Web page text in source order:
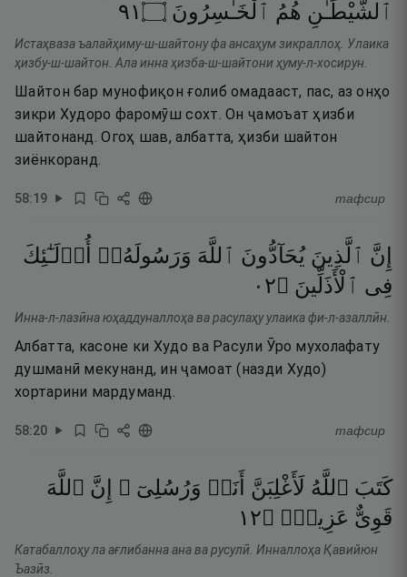
ٱلشَّيْطَـٰنِ هُمُ ٱلْخَـٰسِرُونَ ۝١٩
Истаҳваза ъалайҳиму-ш-шайтону фа ансаҳум зикраллоҳ. Улаика
ҳизбу-ш-шайтон. Ала инна ҳизба-ш-шайтони ҳуму-л-хосирун.
Шайтон бар мунофиқон ғолиб омадааст, пас, аз онҳо
зикри Худоро фаромӯш сохт. Он ҷамоъат ҳизби
шайтонанд. Огоҳ шав, албатта, ҳизби шайтон
зиёнкоранд.
58:19 тафсир
إِنَّ ٱلَّذِينَ يُحَآدُّونَ ٱللَّهَ وَرَسُولَهُۥٓ
أُو۟لَـٰٓئِكَ
فِى ٱلْأَذَلِّينَ ۝٢٠
Инна-л-лазӣна юҳаддуналлоҳа ва расулаҳу улаика фи-л-азаллӣн.
Албатта, касоне ки Худо ва Расули Ӯро мухолафату
душманӣ мекунанд, ин ҷамоат (назди Худо)
хортарини мардуманд.
58:20 тафсир
كَتَبَ ٱللَّهُ لَأَغْلِبَنَّ أَنَا۠ وَرُسُلِىٓ ۚ إِنَّ ٱللَّهَ
قَوِىٌّ عَزِيزٌۭ ۝٢١
Катабаллоҳу ла ағлибанна ана ва русулӣ. Инналлоҳа Қавийюн
Ъазӣз.